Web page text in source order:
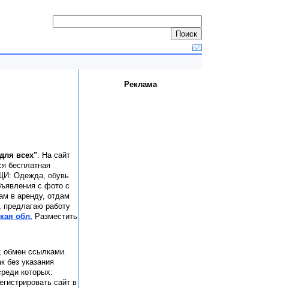
всех". На сайт
бесплатная
Одежда, обувь
с фото с
в аренду, отдам
работу
обл. Разместить
обмен ссылками.
без указания
которых:
сайт в
Реклама